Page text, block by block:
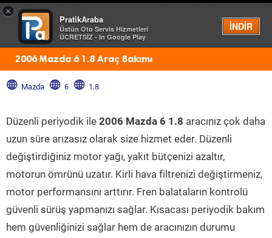
×
PratikAraba
Üstün Oto Servis Hizmetleri
ÜCRETSİZ - In Google Play
İNDİR
Menü
2006 Mazda 6 1.8 Araç Bakımı
Mazda 6 1.8
Düzenli periyodik ile 2006 Mazda 6 1.8 aracınız çok daha
uzun süre arızasız olarak size hizmet eder. Düzenli
değiştirdiğiniz motor yağı, yakıt bütçenizi azaltır,
motorun ömrünü uzatır. Kirli hava filtrenizi değiştirmeniz,
motor performansını arttırır. Fren balataların kontrolü
güvenli sürüş yapmanızı sağlar. Kısacası periyodik bakım
hem güvenliğinizi sağlar hem de aracınızın durumu